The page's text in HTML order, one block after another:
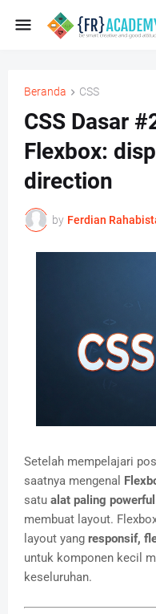
Beranda CSS
CSS Dasar
Flexbox:
direction
by Ferdian
Setelah mempelajari
saatnya mengenal
satu alat paling powerful
membuat layout.
layout yang responsif,
untuk komponen kecil
keseluruhan.